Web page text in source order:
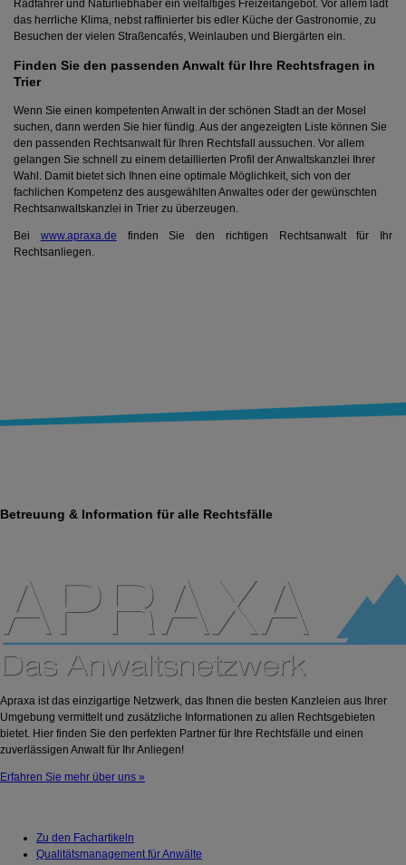
Radfahrer und Naturliebhaber ein vielfältiges Freizeitangebot. Vor allem lädt
das herrliche Klima, nebst raffinierter bis edler Küche der Gastronomie, zu
Besuchen der vielen Straßencafés, Weinlauben und Biergärten ein.
Finden Sie den passenden Anwalt für Ihre Rechtsfragen in
Trier
Wenn Sie einen kompetenten Anwalt in der schönen Stadt an der Mosel
suchen, dann werden Sie hier fündig. Aus der angezeigten Liste können Sie
den passenden Rechtsanwalt für Ihren Rechtsfall aussuchen. Vor allem
gelangen Sie schnell zu einem detaillierten Profil der Anwaltskanzlei Ihrer
Wahl. Damit bietet sich Ihnen eine optimale Möglichkeit, sich von der
fachlichen Kompetenz des ausgewählten Anwaltes oder der gewünschten
Rechtsanwaltskanzlei in Trier zu überzeugen.
Bei www.apraxa.de finden Sie den richtigen Rechtsanwalt für Ihr
Rechtsanliegen.
Betreuung & Information für alle Rechtsfälle
Apraxa ist das einzigartige Netzwerk, das Ihnen die besten Kanzleien aus Ihrer
Umgebung vermittelt und zusätzliche Informationen zu allen Rechtsgebieten
bietet. Hier finden Sie den perfekten Partner für Ihre Rechtsfälle und einen
zuverlässigen Anwalt für Ihr Anliegen!
Erfahren Sie mehr über uns »
Zu den Fachartikeln
Qualitätsmanagement für Anwälte